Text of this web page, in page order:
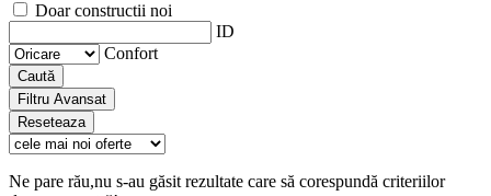
Doar constructii noi
ID
Confort
Caută
Filtru Avansat
Reseteaza
Ne pare rău,nu s-au găsit rezultate care să corespundă criteriilor